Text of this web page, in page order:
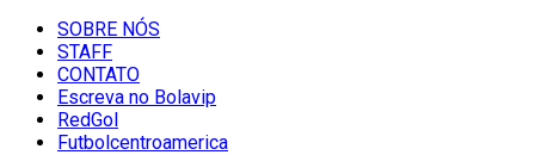
SOBRE NÓS
STAFF
CONTATO
Escreva no Bolavip
RedGol
Futbolcentroamerica